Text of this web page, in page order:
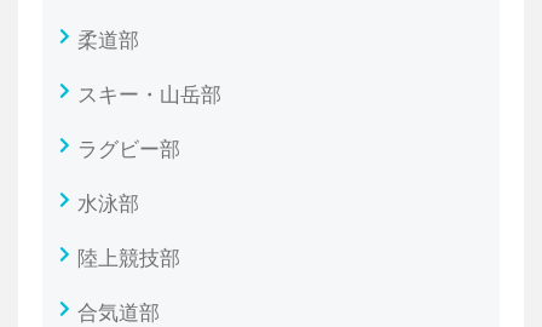
柔道部
スキー・山岳部
ラグビー部
水泳部
陸上競技部
合気道部